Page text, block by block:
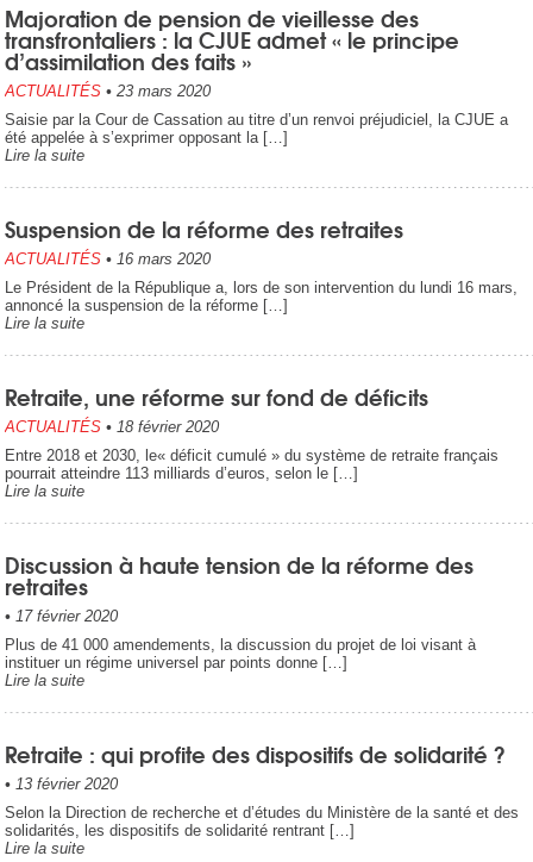
Majoration de pension de vieillesse des
transfrontaliers : la CJUE admet « le principe
d’assimilation des faits »
ACTUALITÉS • 23 mars 2020
Saisie par la Cour de Cassation au titre d’un renvoi préjudiciel, la CJUE a
été appelée à s’exprimer opposant la […]
Lire la suite
Suspension de la réforme des retraites
ACTUALITÉS • 16 mars 2020
Le Président de la République a, lors de son intervention du lundi 16 mars,
annoncé la suspension de la réforme […]
Lire la suite
Retraite, une réforme sur fond de déficits
ACTUALITÉS • 18 février 2020
Entre 2018 et 2030, le« déficit cumulé » du système de retraite français
pourrait atteindre 113 milliards d’euros, selon le […]
Lire la suite
Discussion à haute tension de la réforme des
retraites
• 17 février 2020
Plus de 41 000 amendements, la discussion du projet de loi visant à
instituer un régime universel par points donne […]
Lire la suite
Retraite : qui profite des dispositifs de solidarité ?
• 13 février 2020
Selon la Direction de recherche et d’études du Ministère de la santé et des
solidarités, les dispositifs de solidarité rentrant […]
Lire la suite